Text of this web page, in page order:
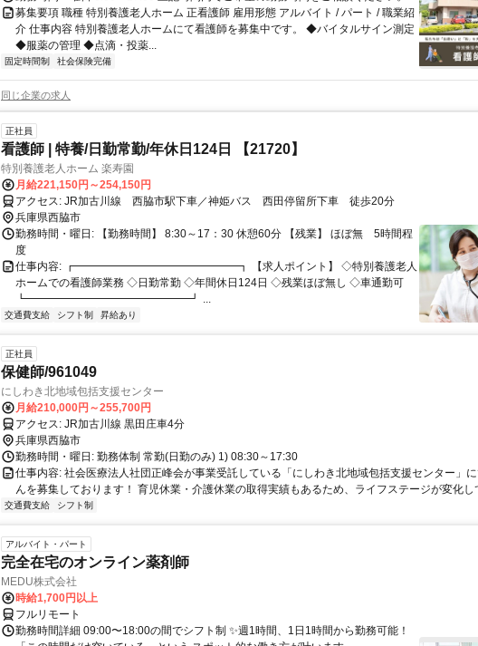
募集要項 職種 特別養護老人ホーム 正看護師 雇用形態 アルバイト / パート / 職業紹
介 仕事内容 特別養護老人ホームにて看護師を募集中です。 ◆バイタルサイン測定
◆服薬の管理 ◆点滴・投薬...
固定時間制 社会保険完備
同じ企業の求人
正社員
看護師 | 特養/日勤常勤/年休日124日 【21720】
特別養護老人ホーム 楽寿園
月給221,150円～254,150円
アクセス: JR加古川線 西脇市駅下車／神姫バス 西田停留所下車 徒歩20分
兵庫県西脇市
勤務時間・曜日: 【勤務時間】 8:30～17：30 休憩60分 【残業】 ほぼ無 5時間程
度
仕事内容: ┏━━━━━━━━━━━━━━━┓ 【求人ポイント】 ◇特別養護老人
ホームでの看護師業務 ◇日勤常勤 ◇年間休日124日 ◇残業ほぼ無し ◇車通勤可
┗━━━━━━━━━━━━━━━┛ ...
交通費支給 シフト制 昇給あり
正社員
保健師/961049
にしわき北地域包括支援センター
月給210,000円～255,700円
アクセス: JR加古川線 黒田庄車4分
兵庫県西脇市
勤務時間・曜日: 勤務体制 常勤(日勤のみ) 1) 08:30～17:30
仕事内容: 社会医療法人社団正峰会が事業受託している「にしわき北地域包括支援センター」
んを募集しております！ 育児休業・介護休業の取得実績もあるため、ライフステージが変化し
交通費支給 シフト制
アルバイト・パート
完全在宅のオンライン薬剤師
MEDU株式会社
時給1,700円以上
フルリモート
勤務時間詳細 09:00〜18:00の間でシフト制 ✨週1時間、1日1時間から勤務可能！